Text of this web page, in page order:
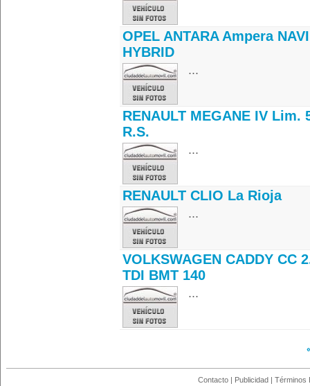
OPEL ANTARA Ampera NAVI
HYBRID
...
RENAULT MEGANE IV Lim.
R.S.
...
RENAULT CLIO La Rioja
...
VOLKSWAGEN CADDY CC
TDI BMT 140
...
Contacto | Publicidad | Términos